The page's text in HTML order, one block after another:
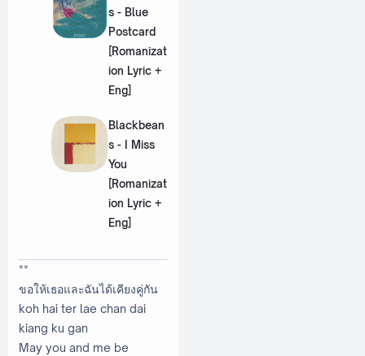
s - Blue
Postcard
[Romanizat
ion Lyric +
Eng]
Blackbean
s - I Miss
You
[Romanizat
ion Lyric +
Eng]
**
ขอให้เธอและฉันได้เคียงคู่กัน
koh hai ter lae chan dai
kiang ku gan
May you and me be